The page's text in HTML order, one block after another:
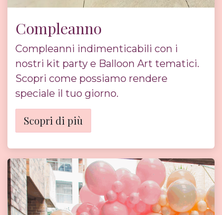
Compleanno
Compleanni indimenticabili con i
nostri kit party e Balloon Art tematici.
Scopri come possiamo rendere
speciale il tuo giorno.
Scopri di più